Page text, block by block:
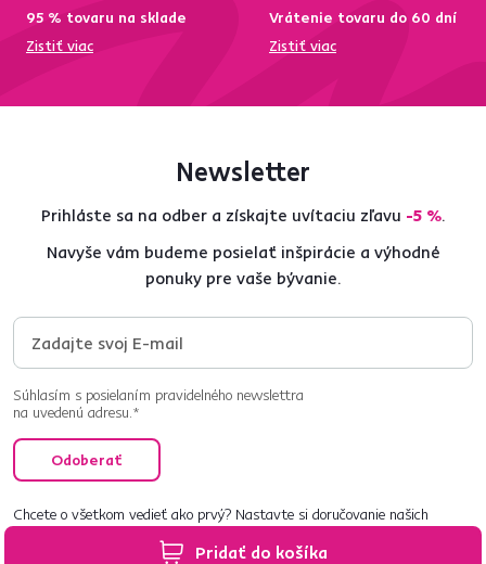
Pridať do košíka
95 % tovaru na sklade
Zistiť viac
Vrátenie tovaru do 60 dní
Zistiť viac
Newsletter
Prihláste sa na odber a získajte uvítaciu zľavu -5 %.
Navyše vám budeme posielať inšpirácie a výhodné
ponuky pre vaše bývanie.
Súhlasím s posielaním pravidelného newslettra
na uvedenú adresu.*
Odoberať
Chcete o všetkom vedieť ako prvý? Nastavte si doručovanie našich
e‑mailov tak, aby vám nič neušlo.